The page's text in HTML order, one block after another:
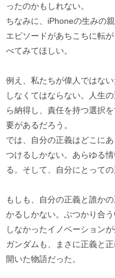
ったのかもしれない。
ちなみに、iPhoneの生みの
エピソードがあちこちに転
べてみてほしい。
例え、私たちが偉人ではな
しなくてはならない。人生
ら納得し、責任を持つ選択
要があるだろう。
では、自分の正義はどこに
つけるしかない。あらゆる
る。そして、自分にとって
もしも、自分の正義と誰か
かるしかない。ぶつかり合
しなかったイノベーション
ガンダムも、まさに正義と
開いた物語だった。